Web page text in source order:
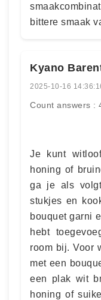
bittere smaak
Kyano
2025-10-16
Count answers :
Je kunt
honing of
ga je als
stukjes en
bouquet garni
hebt
room bij. Voor
met een
een plak wit
honing of